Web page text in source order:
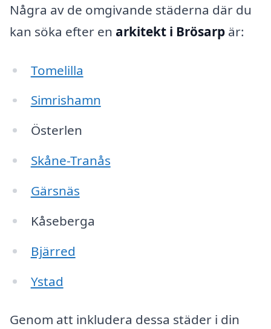
Några av de omgivande städerna där du
kan söka efter en arkitekt i Brösarp är:
Tomelilla
Simrishamn
Österlen
Skåne-Tranås
Gärsnäs
Kåseberga
Bjärred
Ystad
Genom att inkludera dessa städer i din